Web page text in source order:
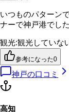
いつものパターン
ナーで神戸港でした
観光:観光していな
参考になった0
神戸の口コミ
高知